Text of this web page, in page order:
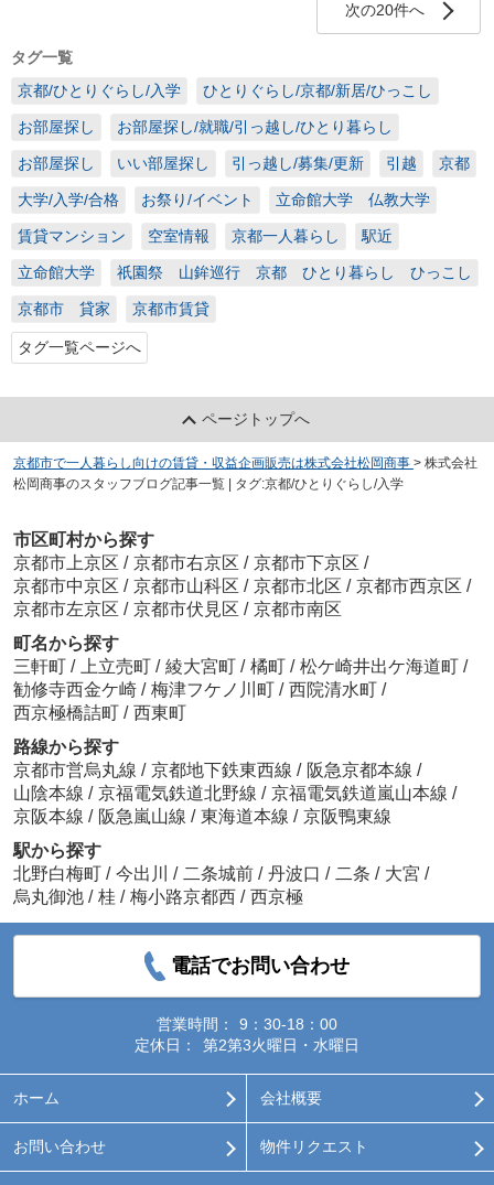
次の20件へ
タグ一覧
京都/ひとりぐらし/入学
ひとりぐらし/京都/新居/ひっこし
お部屋探し お部屋探し/就職/引っ越し/ひとり暮らし
お部屋探し いい部屋探し 引っ越し/募集/更新 引越 京都
大学/入学/合格 お祭り/イベント 立命館大学 仏教大学
賃貸マンション 空室情報 京都一人暮らし 駅近
立命館大学 祇園祭 山鉾巡行 京都 ひとり暮らし ひっこし
京都市 貸家 京都市賃貸
タグ一覧ページへ
ページトップへ
京都市で一人暮らし向けの賃貸・収益企画販売は株式会社松岡商事 > 株式会社
松岡商事のスタッフブログ記事一覧 | タグ:京都/ひとりぐらし/入学
市区町村から探す
京都市上京区 / 京都市右京区 / 京都市下京区 /
京都市中京区 / 京都市山科区 / 京都市北区 / 京都市西京区 /
京都市左京区 / 京都市伏見区 / 京都市南区
町名から探す
三軒町 / 上立売町 / 綾大宮町 / 橘町 / 松ケ崎井出ケ海道町 /
勧修寺西金ケ崎 / 梅津フケノ川町 / 西院清水町 /
西京極橋詰町 / 西東町
路線から探す
京都市営烏丸線 / 京都地下鉄東西線 / 阪急京都本線 /
山陰本線 / 京福電気鉄道北野線 / 京福電気鉄道嵐山本線 /
京阪本線 / 阪急嵐山線 / 東海道本線 / 京阪鴨東線
駅から探す
北野白梅町 / 今出川 / 二条城前 / 丹波口 / 二条 / 大宮 /
烏丸御池 / 桂 / 梅小路京都西 / 西京極
電話でお問い合わせ
営業時間：
9：30-18：00
定休日：
第2第3火曜日・水曜日
ホーム 会社概要
お問い合わせ 物件リクエスト